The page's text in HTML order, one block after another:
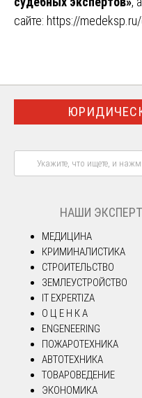
сайте: https://
НАШИ
МЕДИЦИНА
КРИМИНАЛИСТИКА
СТРОИТЕЛЬСТВО
ЗЕМЛЕУСТРОЙСТВО
IT EXPERTIZA
О Ц Е Н К А
ENGENEERING
ПОЖАРОТЕХНИКА
АВТОТЕХНИКА
ТОВАРОВЕДЕНИЕ
ЭКОНОМИКА